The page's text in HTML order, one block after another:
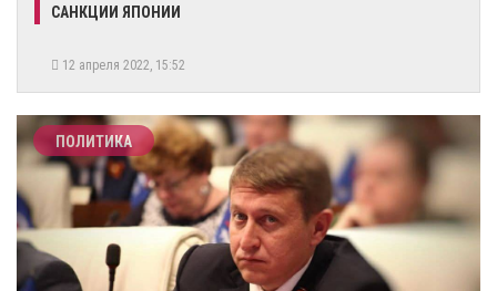
САНКЦИИ ЯПОНИИ
12 апреля 2022, 15:52
ПОЛИТИКА